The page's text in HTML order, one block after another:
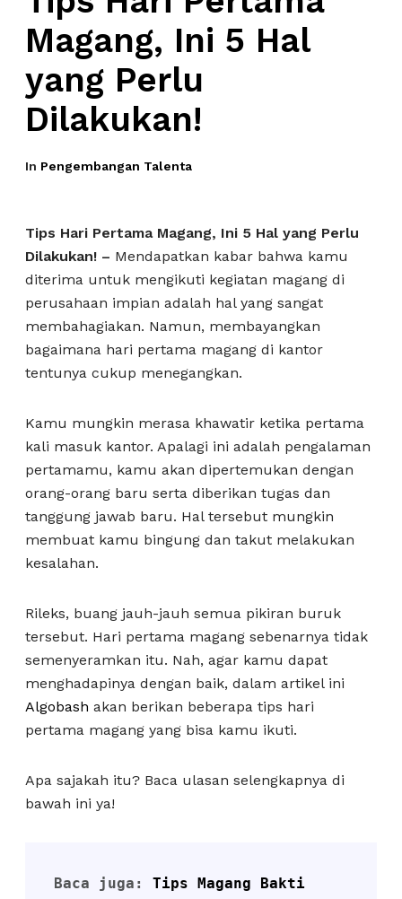
Magang, Ini 5 Hal
yang Perlu
Dilakukan!
In Pengembangan Talenta
Tips Hari Pertama Magang, Ini 5 Hal yang Perlu
Dilakukan! – Mendapatkan kabar bahwa kamu
diterima untuk mengikuti kegiatan magang di
perusahaan impian adalah hal yang sangat
membahagiakan. Namun, membayangkan
bagaimana hari pertama magang di kantor
tentunya cukup menegangkan.
Kamu mungkin merasa khawatir ketika pertama
kali masuk kantor. Apalagi ini adalah pengalaman
pertamamu, kamu akan dipertemukan dengan
orang-orang baru serta diberikan tugas dan
tanggung jawab baru. Hal tersebut mungkin
membuat kamu bingung dan takut melakukan
kesalahan.
Rileks, buang jauh-jauh semua pikiran buruk
tersebut. Hari pertama magang sebenarnya tidak
semenyeramkan itu. Nah, agar kamu dapat
menghadapinya dengan baik, dalam artikel ini
Algobash akan berikan beberapa tips hari
pertama magang yang bisa kamu ikuti.
Apa sajakah itu? Baca ulasan selengkapnya di
bawah ini ya!
Baca juga: Tips Magang Bakti